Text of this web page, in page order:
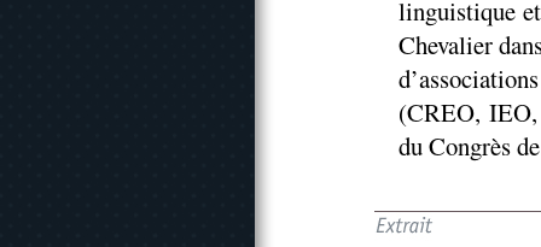
linguistique
Chevalier
(CREO,
du Congrès